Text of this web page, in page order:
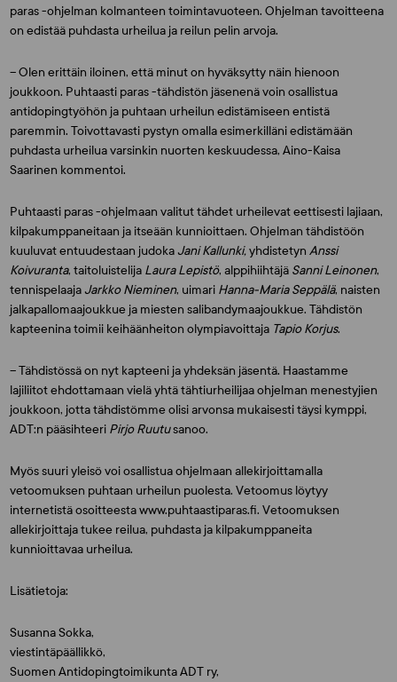
paras -ohjelman kolmanteen toimintavuoteen. Ohjelman tavoitteena
on edistää puhdasta urheilua ja reilun pelin arvoja.
– Olen erittäin iloinen, että minut on hyväksytty näin hienoon
joukkoon. Puhtaasti paras -tähdistön jäsenenä voin osallistua
antidopingtyöhön ja puhtaan urheilun edistämiseen entistä
paremmin. Toivottavasti pystyn omalla esimerkilläni edistämään
puhdasta urheilua varsinkin nuorten keskuudessa, Aino-Kaisa
Saarinen kommentoi.
Puhtaasti paras -ohjelmaan valitut tähdet urheilevat eettisesti lajiaan,
kilpakumppaneitaan ja itseään kunnioittaen. Ohjelman tähdistöön
kuuluvat entuudestaan judoka Jani Kallunki,yhdistetynAnssi
Koivuranta, taitoluistelija Laura Lepistö, alppihiihtäjä Sanni Leinonen,
tennispelaaja Jarkko Nieminen, uimari Hanna-Maria Seppälä, naisten
jalkapallomaajoukkue ja miesten salibandymaajoukkue. Tähdistön
kapteenina toimii keihäänheiton olympiavoittaja Tapio Korjus.
– Tähdistössä on nyt kapteeni ja yhdeksän jäsentä. Haastamme
lajiliitot ehdottamaan vielä yhtä tähtiurheilijaa ohjelman menestyjien
joukkoon, jotta tähdistömme olisi arvonsa mukaisesti täysi kymppi,
ADT:n pääsihteeri Pirjo Ruutusanoo.
Myös suuri yleisö voi osallistua ohjelmaan allekirjoittamalla
vetoomuksen puhtaan urheilun puolesta. Vetoomus löytyy
internetistä osoitteesta www.puhtaastiparas.fi. Vetoomuksen
allekirjoittaja tukee reilua, puhdasta ja kilpakumppaneita
kunnioittavaa urheilua.
Lisätietoja:
Susanna Sokka,
viestintäpäällikkö,
Suomen Antidopingtoimikunta ADT ry,